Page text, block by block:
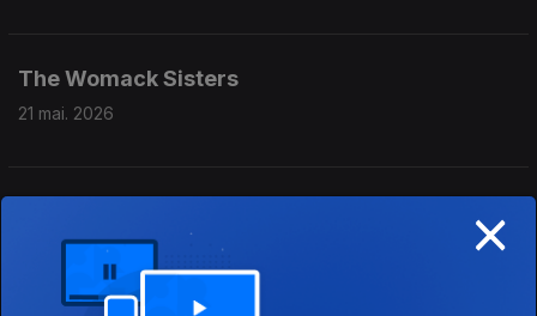
The Womack Sisters
21 mai. 2026
19 mai. 2026 ×